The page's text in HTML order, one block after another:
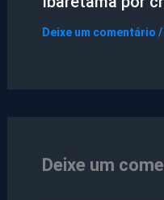
Deixe um comentário /
Deixe um